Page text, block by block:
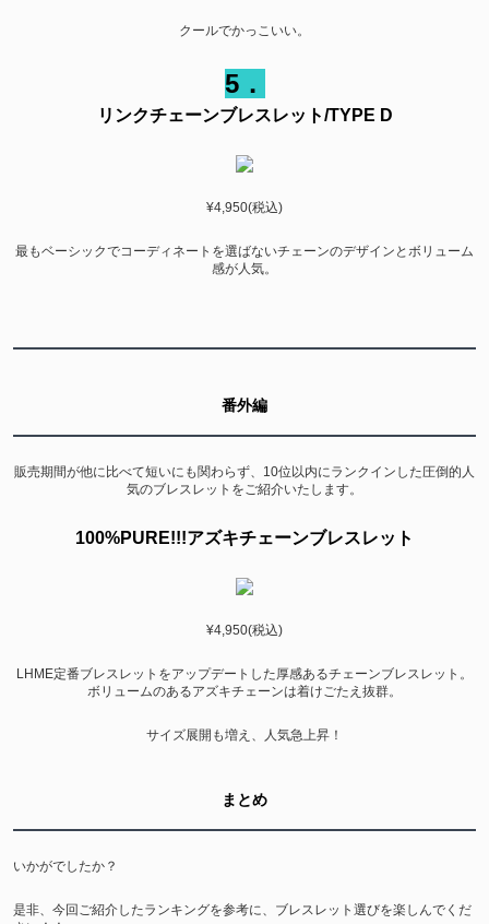
クールでかっこいい。
5．
リンクチェーンブレスレット/TYPE D
¥4,950(税込)
最もベーシックでコーディネートを選ばないチェーンのデザインとボリューム
感が人気。
番外編
販売期間が他に比べて短いにも関わらず、10位以内にランクインした圧倒的人
気のブレスレットをご紹介いたします。
100%PURE!!!アズキチェーンブレスレット
¥4,950(税込)
LHME定番ブレスレットをアップデートした厚感あるチェーンブレスレット。
ボリュームのあるアズキチェーンは着けごたえ抜群。
サイズ展開も増え、人気急上昇！
まとめ
いかがでしたか？
是非、今回ご紹介したランキングを参考に、ブレスレット選びを楽しんでくだ